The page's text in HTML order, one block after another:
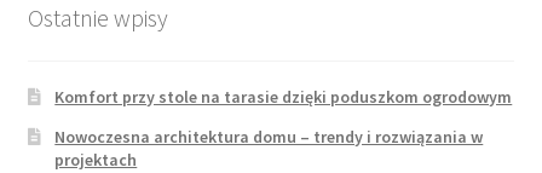
Ostatnie wpisy
Komfort przy stole na tarasie dzięki poduszkom ogrodowym
Nowoczesna architektura domu – trendy i rozwiązania w
projektach